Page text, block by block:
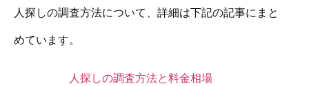
人探しの調査方法について、詳細は下記の記事にまと
めています。
人探しの調査方法と料金相場